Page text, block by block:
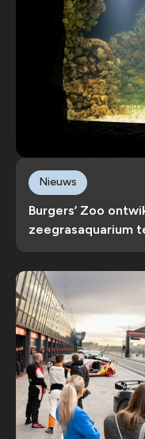
Burgers’ Zoo
zeegrasaquarium
Nieuws